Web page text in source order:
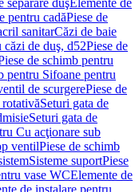
separare duşElemente de
pentru cadăPiese de
sanitarCăzi de baie
căzi de duş, d52Piese de
de schimb pentru
pentru Sifoane pentru
de scurgerePiese de
Seturi gata de
Seturi gata de
Cu acţionare sub
ventilPiese de schimb
Sisteme suportPiese
vase WCElemente de
de instalare pentru